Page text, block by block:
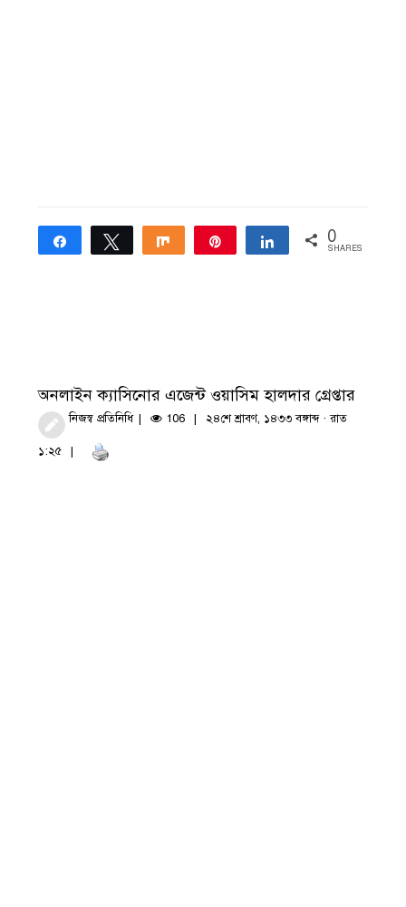
Share Tweet Share Share 0
SHARES
অনলাইন ক্যাসিনোর এজেন্ট ওয়াসিম হালদার গ্রেপ্তার
নিজস্ব প্রতিনিধি 106 ২৪শে শ্রাবণ, ১৪৩৩ বঙ্গাব্দ · রাত
১:২৫